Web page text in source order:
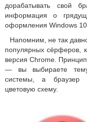
дорабатывать свой
информация о
оформления Windows 10.
Напомним, не так
популярных сёрферов,
версия Chrome.
— вы выбираете
системы, а браузер
цветовую схему.